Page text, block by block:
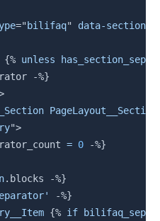
=" bilifaq"
data-section-
{% unless
-%}
">
= 0 -%}
. blocks
-%}
-%}
{% if